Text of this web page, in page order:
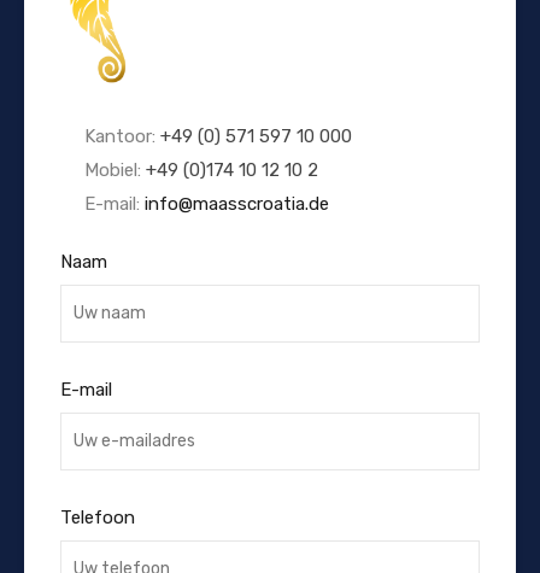
Kantoor: +49 (0) 571 597 10 000
Mobiel: +49 (0)174 10 12 10 2
E-mail: info@maasscroatia.de
Naam
E-mail
Telefoon